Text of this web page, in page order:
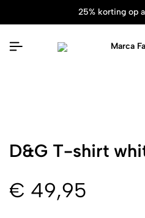
25% korting op
D&G T-shirt
€ 49,95